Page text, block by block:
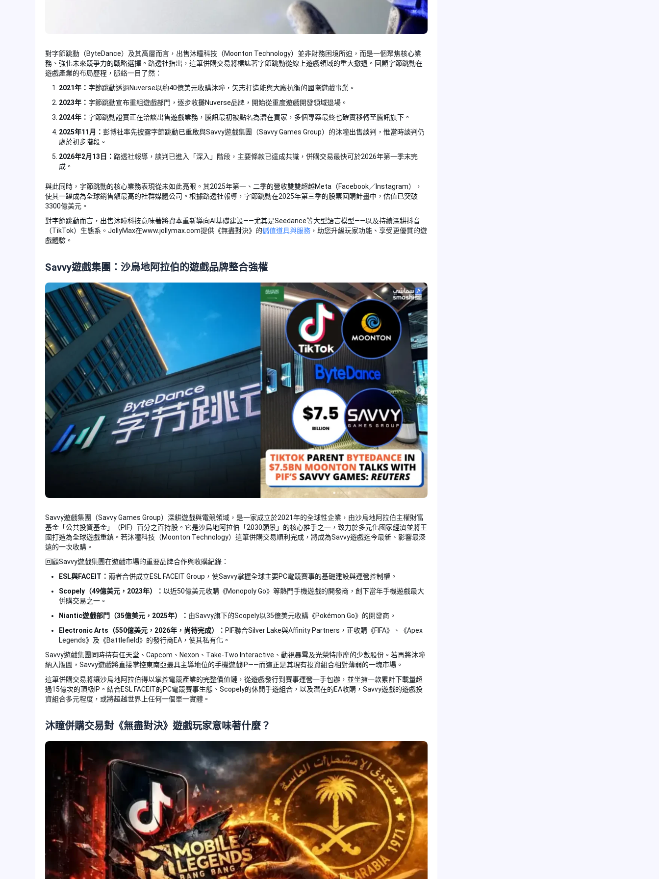
對字節跳動（ByteDance）及其高層而言，出售沐瞳科技（Moonton Technology）並非財務困境所迫，而是一個聚焦核心業
務、強化未來競爭力的戰略選擇。路透社指出，這筆併購交易將標誌著字節跳動從線上遊戲領域的重大撤退。回顧字節跳動在
遊戲產業的布局歷程，脈絡一目了然：
2021年： 字節跳動透過Nuverse以約40億美元收購沐瞳，矢志打造能與大廠抗衡的國際遊戲事業。
2023年： 字節跳動宣布重組遊戲部門，逐步收攤Nuverse品牌，開始從重度遊戲開發領域退場。
2024年： 字節跳動證實正在洽談出售遊戲業務，騰訊最初被點名為潛在買家，多個專案最終也確實移轉至騰訊旗下。
2025年11月： 彭博社率先披露字節跳動已重啟與Savvy遊戲集團（Savvy Games Group）的沐瞳出售談判，惟當時談判仍
處於初步階段。
2026年2月13日： 路透社報導，談判已進入「深入」階段，主要條款已達成共識，併購交易最快可於2026年第一季末完
成。
與此同時，字節跳動的核心業務表現從未如此亮眼。其2025年第一、二季的營收雙雙超越Meta（Facebook／Instagram），
使其一躍成為全球銷售額最高的社群媒體公司。根據路透社報導，字節跳動在2025年第三季的股票回購計畫中，估值已突破
3300億美元。
對字節跳動而言，出售沐瞳科技意味著將資本重新導向AI基礎建設——尤其是Seedance等大型語言模型——以及持續深耕抖音
（TikTok）生態系。JollyMax在www.jollymax.com提供《無盡對決》的儲值道具與服務 ，助您升級玩家功能、享受更優質的遊
戲體驗。
Savvy遊戲集團：沙烏地阿拉伯的遊戲品牌整合強權
Savvy遊戲集團（Savvy Games Group）深耕遊戲與電競領域，是一家成立於2021年的全球性企業，由沙烏地阿拉伯主權財富
基金「公共投資基金」（PIF）百分之百持股。它是沙烏地阿拉伯「2030願景」的核心推手之一，致力於多元化國家經濟並將王
國打造為全球遊戲重鎮。若沐瞳科技（Moonton Technology）這筆併購交易順利完成，將成為Savvy遊戲迄今最新、影響最深
遠的一次收購。
回顧Savvy遊戲集團在遊戲市場的重要品牌合作與收購紀錄：
ESL與FACEIT： 兩者合併成立ESL FACEIT Group，使Savvy掌握全球主要PC電競賽事的基礎建設與運營控制權。
Scopely（49億美元，2023年）： 以近50億美元收購《Monopoly Go》等熱門手機遊戲的開發商，創下當年手機遊戲最大
併購交易之一。
Niantic遊戲部門（35億美元，2025年）： 由Savvy旗下的Scopely以35億美元收購《Pokémon Go》的開發商。
Electronic Arts（550億美元，2026年，尚待完成）： PIF聯合Silver Lake與Affinity Partners，正收購《FIFA》、《Apex
Legends》及《Battlefield》的發行商EA，使其私有化。
Savvy遊戲集團同時持有任天堂、Capcom、Nexon、Take-Two Interactive、動視暴雪及光榮特庫摩的少數股份。若再將沐瞳
納入版圖，Savvy遊戲將直接掌控東南亞最具主導地位的手機遊戲IP——而這正是其現有投資組合相對薄弱的一塊市場。
這筆併購交易將讓沙烏地阿拉伯得以掌控電競產業的完整價值鏈，從遊戲發行到賽事運營一手包辦，並坐擁一款累計下載量超
過15億次的頂級IP。結合ESL FACEIT的PC電競賽事生態、Scopely的休閒手遊組合，以及潛在的EA收購，Savvy遊戲的遊戲投
資組合多元程度，或將超越世界上任何一個單一實體。
沐瞳併購交易對《無盡對決》遊戲玩家意味著什麼？